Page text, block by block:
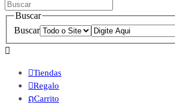
Buscar
Buscar

Tiendas
Regalo
ຐCarrito